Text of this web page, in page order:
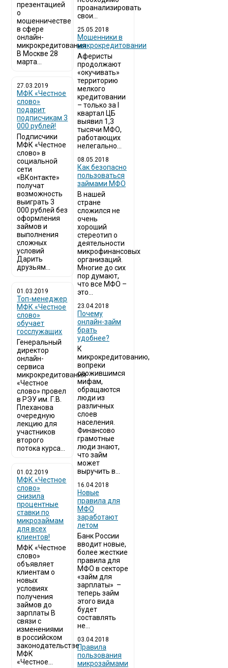
презентацией
о
мошенничестве
в сфере
онлайн-
микрокредитования
В Москве 28
марта...
27.03.2019
МФК «Честное
слово»
подарит
подписчикам 3
000 рублей!
Подписчики
МФК «Честное
слово» в
социальной
сети
«ВКонтакте»
получат
возможность
выиграть 3
000 рублей без
оформления
займов и
выполнения
сложных
условий
Дарить
друзьям...
01.03.2019
Топ-менеджер
МФК «Честное
слово»
обучает
госслужащих
Генеральный
директор
онлайн-
сервиса
микрокредитования
«Честное
слово» провел
в РЭУ им. Г.В.
Плеханова
очередную
лекцию для
участников
второго
потока курса...
01.02.2019
МФК «Честное
слово»
снизила
процентные
ставки по
микрозаймам
для всех
клиентов!
МФК «Честное
слово»
объявляет
клиентам о
новых
условиях
получения
займов до
зарплаты В
связи с
изменениями
в российском
законодательстве
МФК
«Честное...
проанализировать
свои...
25.05.2018
Мошенники в
микрокредитовании
Аферисты
продолжают
«окучивать»
территорию
мелкого
кредитовании
– только за I
квартал ЦБ
выявил 1,3
тысячи МФО,
работающих
нелегально...
08.05.2018
Как безопасно
пользоваться
займами МФО
В нашей
стране
сложился не
очень
хороший
стереотип о
деятельности
микрофинансовых
организаций.
Многие до сих
пор думают,
что все МФО –
это...
23.04.2018
Почему
онлайн-займ
брать
удобнее?
К
микрокредитованию,
вопреки
сложившимся
мифам,
обращаются
люди из
различных
слоев
населения.
Финансово
грамотные
люди знают,
что займ
может
выручить в...
16.04.2018
Новые
правила для
МФО
заработают
летом
Банк России
вводит новые,
более жесткие
правила для
МФО в секторе
«займ для
зарплаты» –
теперь займ
этого вида
будет
составлять
не...
03.04.2018
​Правила
пользования
микрозаймами